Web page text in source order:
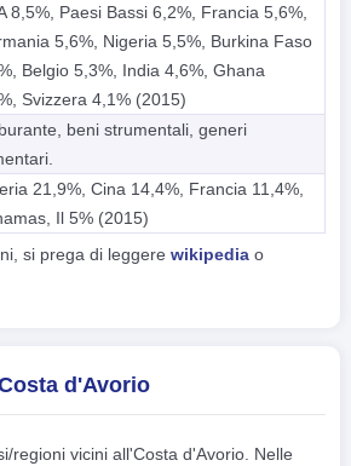
8,5%, Paesi Bassi 6,2%, Francia 5,6%,
5,6%, Nigeria 5,5%, Burkina Faso
Belgio 5,3%, India 4,6%, Ghana
Svizzera 4,1% (2015)
beni strumentali, generi
21,9%, Cina 14,4%, Francia 11,4%,
Il 5% (2015)
si prega di leggere wikipediao
d'Avorio
regioni vicini all'Costa d'Avorio. Nelle